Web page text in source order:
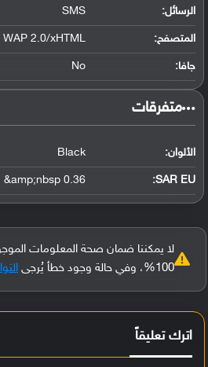
الرسائل: SMS
المتصفح: WAP 2.0/xHTML
جافا: No
‏متفرقات‏
الألوان: Black
SAR EU:
0.36 W/kg (head) &amp;nbsp; &amp;nbsp;
لا يمكننا ضمان صحة المعلومات
100%، وفي حالة وجود خطأ يُرجى
اترك تعليقاً